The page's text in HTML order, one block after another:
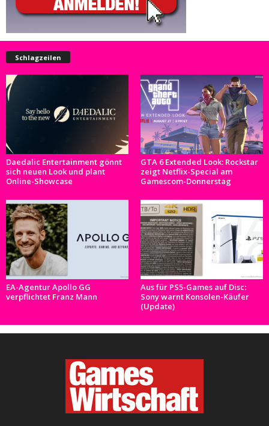
Schlagzeilen
Daedalic Entertainment gönnt
sich neuen Look und plant
Online-Showcase
GTA 6 Extended Look: Rockstar
zeigt Netflix-Special am
Gamescom-Donnerstag
EA-Agentur Apollo GG
verpflichtet Franz Mann
Aus für PS5-Games auf Disc:
Sony warnt Konsolen-Käufer
(Update)